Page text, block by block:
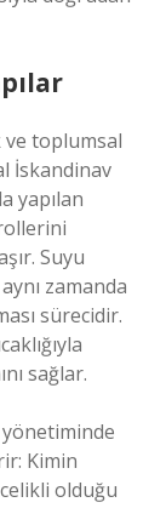
ve toplumsal
İskandinav
yapılan
Suyu
zamanda
sürecidir.
sağlar.
Kimin
olduğu